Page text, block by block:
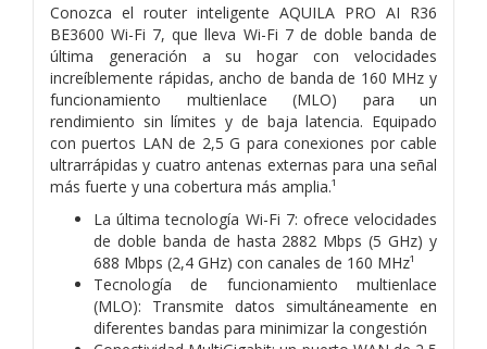
Conozca el router inteligente AQUILA PRO AI R36
BE3600 Wi-Fi 7, que lleva Wi-Fi 7 de doble banda de
última generación a su hogar con velocidades
increíblemente rápidas, ancho de banda de 160 MHz y
funcionamiento multienlace (MLO) para un
rendimiento sin límites y de baja latencia. Equipado
con puertos LAN de 2,5 G para conexiones por cable
ultrarrápidas y cuatro antenas externas para una señal
más fuerte y una cobertura más amplia.¹
La última tecnología Wi-Fi 7: ofrece velocidades
de doble banda de hasta 2882 Mbps (5 GHz) y
688 Mbps (2,4 GHz) con canales de 160 MHz¹
Tecnología de funcionamiento multienlace
(MLO): Transmite datos simultáneamente en
diferentes bandas para minimizar la congestión